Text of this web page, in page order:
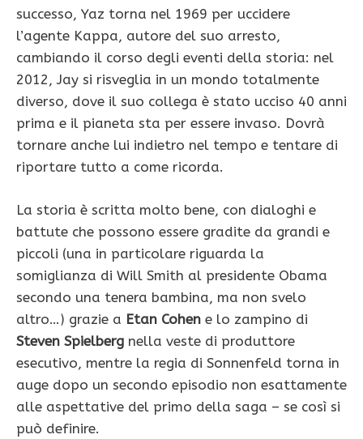
successo, Yaz torna nel 1969 per uccidere
l’agente Kappa, autore del suo arresto,
cambiando il corso degli eventi della storia: nel
2012, Jay si risveglia in un mondo totalmente
diverso, dove il suo collega è stato ucciso 40 anni
prima e il pianeta sta per essere invaso. Dovrà
tornare anche lui indietro nel tempo e tentare di
riportare tutto a come ricorda.
La storia è scritta molto bene, con dialoghi e
battute che possono essere gradite da grandi e
piccoli (una in particolare riguarda la
somiglianza di Will Smith al presidente Obama
secondo una tenera bambina, ma non svelo
altro…) grazie a Etan Cohen e lo zampino di
Steven Spielberg nella veste di produttore
esecutivo, mentre la regia di Sonnenfeld torna in
auge dopo un secondo episodio non esattamente
alle aspettative del primo della saga – se così si
può definire.